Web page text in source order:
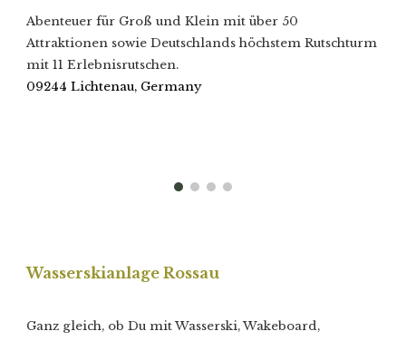
Abenteuer für Groß und Klein mit über 50
Attraktionen sowie Deutschlands höchstem Rutschturm
mit 11 Erlebnisrutschen.
09244 Lichtenau, Germany
Wasserskianlage Rossau
Ganz gleich, ob Du mit Wasserski, Wakeboard,